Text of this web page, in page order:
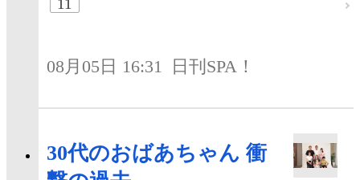
11
08月05日 16:31 日刊SPA！
30代のおばあちゃん 衝